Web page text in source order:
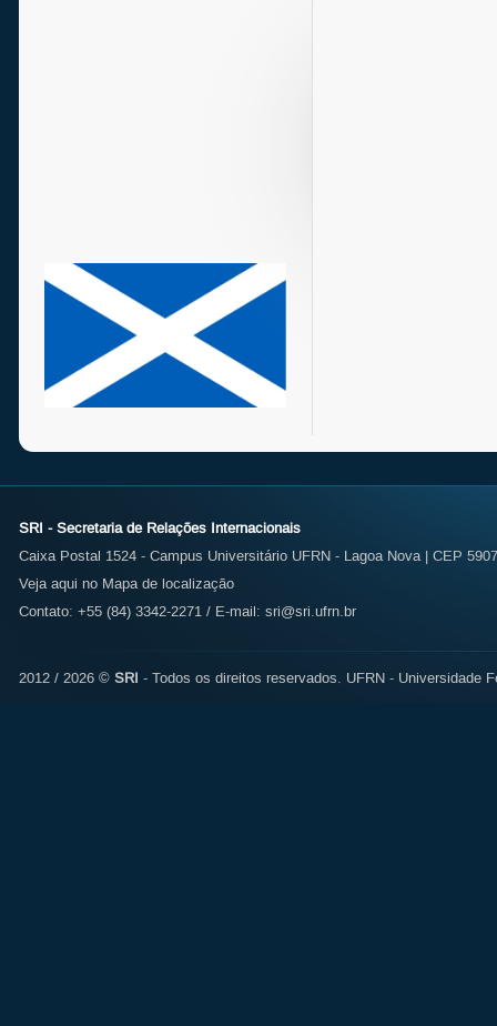
SRI - Secretaria de Relações Internacionais
Caixa Postal 1524 - Campus Universitário UFRN - Lagoa Nova | CEP
Veja aqui no Mapa de localização
Contato: +55 (84) 3342-2271 / E-mail: sri@sri.ufrn.br
2012 / 2026 © SRI - Todos os direitos reservados. UFRN - Universidade